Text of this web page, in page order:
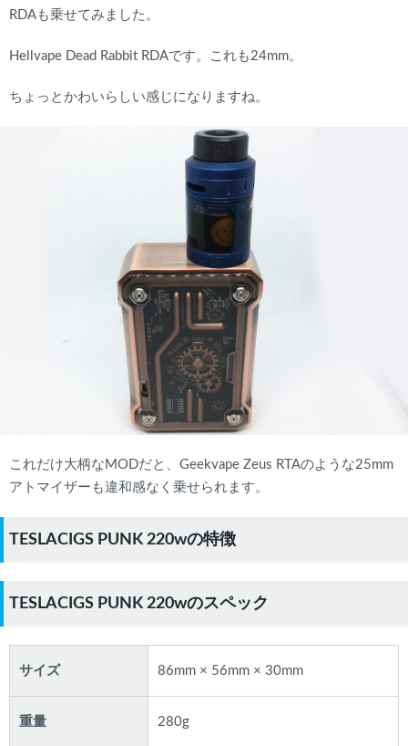
RDAも乗せてみました。
Hellvape Dead Rabbit RDAです。これも24mm。
ちょっとかわいらしい感じになりますね。
これだけ大柄なMODだと、Geekvape Zeus RTAのような25mm
アトマイザーも違和感なく乗せられます。
TESLACIGS PUNK 220wの特徴
TESLACIGS PUNK 220wのスペック
サイズ 86mm × 56mm × 30mm
重量 280g